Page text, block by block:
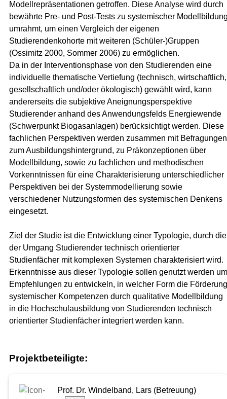
Modellrepräsentationen getroffen. Diese Analyse wird durch
bewährte Pre- und Post-Tests zu systemischer
umrahmt, um einen Vergleich der eigenen
Studierendenkohorte mit weiteren (Schüler-)Gruppen
(Ossimitz 2000, Sommer 2006) zu ermöglichen.
Da in der Interventionsphase von den Studierenden eine
individuelle thematische Vertiefung (technisch, wirtschaftlich,
gesellschaftlich und/oder ökologisch) gewählt wird, kann
andererseits die subjektive Aneignungsperspektive
Studierender anhand des Anwendungsfelds Energiewende
(Schwerpunkt Biogasanlagen) berücksichtigt werden. Diese
fachlichen Perspektiven werden zusammen mit Befragungen
zum Ausbildungshintergrund, zu Präkonzeptionen über
Modellbildung, sowie zu fachlichen und methodischen
Vorkenntnissen für eine Charakterisierung unterschiedlicher
Perspektiven bei der Systemmodellierung sowie
verschiedener Nutzungsformen des systemischen Denkens
eingesetzt.
Ziel der Studie ist die Entwicklung einer Typologie, durch die
der Umgang Studierender technisch orientierter
Studienfächer mit komplexen Systemen charakterisiert wird.
Erkenntnisse aus dieser Typologie sollen genutzt werden um
Empfehlungen zu entwickeln, in welcher Form die Förderung
systemischer Kompetenzen durch qualitative Modellbildung
in die Hochschulausbildung von Studierenden technisch
orientierter Studienfächer integriert werden kann.
Projektbeteiligte:
Prof. Dr. Windelband, Lars (Betreuung)